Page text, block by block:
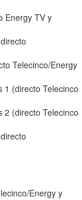
Energy TV y
Telecinco/Energy
1 (directo Telecinco
2 (directo Telecinco
Energy y